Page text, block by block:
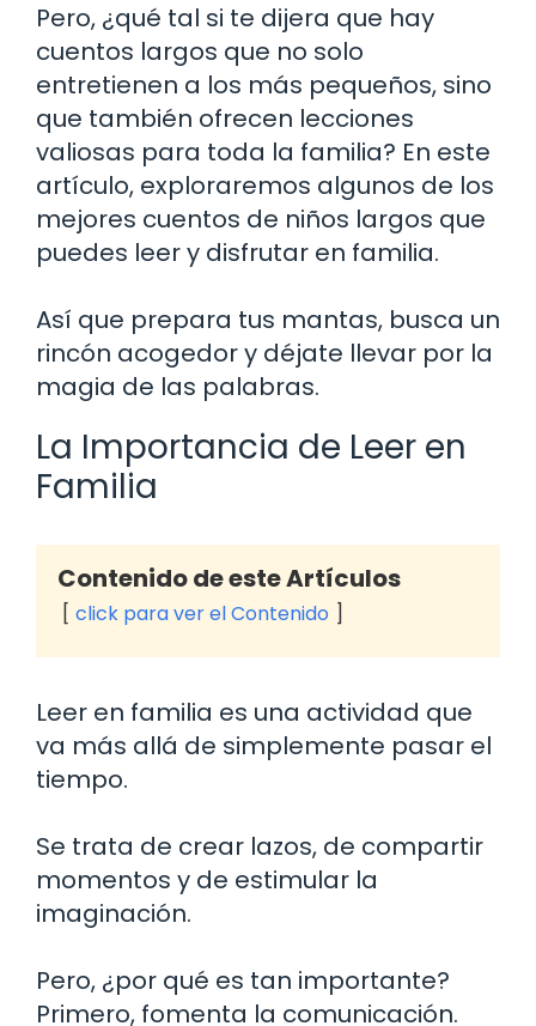
Pero, ¿qué tal si te dijera que hay
cuentos largos que no solo
entretienen a los más pequeños, sino
que también ofrecen lecciones
valiosas para toda la familia? En este
artículo, exploraremos algunos de los
mejores cuentos de niños largos que
puedes leer y disfrutar en familia.
Así que prepara tus mantas, busca un
rincón acogedor y déjate llevar por la
magia de las palabras.
La Importancia de Leer en
Familia
Contenido de este Artículos
click para ver el Contenido
Leer en familia es una actividad que
va más allá de simplemente pasar el
tiempo.
Se trata de crear lazos, de compartir
momentos y de estimular la
imaginación.
Pero, ¿por qué es tan importante?
Primero, fomenta la comunicación.